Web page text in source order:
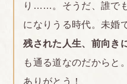
り……。そうだ、誰で
になりうる時代。未婚
残された人生、前向き
も通る道なのだからと
ありがとう！